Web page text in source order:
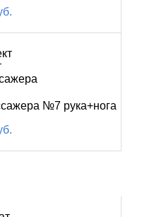
№7 рука+нога